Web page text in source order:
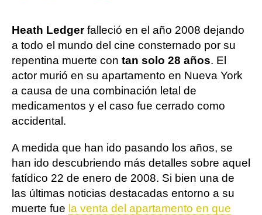
Heath Ledgerfalleció en el año 2008 dejando
a todo el mundo del cine consternado por su
repentina muerte con tan solo 28 años. El
actor murió en su apartamento en Nueva York
a causa de una combinación letal de
medicamentos y el caso fue cerrado como
accidental.
A medida que han ido pasando los años, se
han ido descubriendo más detalles sobre aquel
fatídico 22 de enero de 2008. Si bien una de
las últimas noticias destacadas entorno a su
muerte fue la venta del apartamento en que